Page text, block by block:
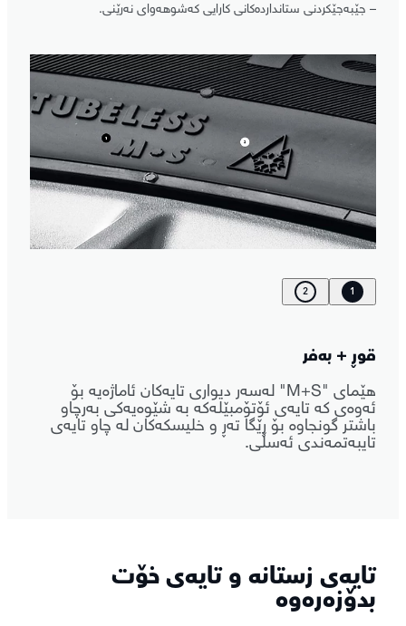
– جێبەجێکردنی ستانداردەکانی کارایی کەشوهەوای نەرێنی.
1
2
قوڕ + بەفر
هێمای "M+S" لەسەر دیواری تایەکان ئاماژەیە بۆ
ئەوەی کە تایەی ئۆتۆمبێلەکە بە شێوەیەکی بەرچاو
باشتر گونجاوە بۆ ڕێگا تەڕ و خلیسکەکان لە چاو تایەی
تایبەتمەندی ئەسڵی.
تایەی زستانە و تایەی خۆت
بدۆزەرەوە